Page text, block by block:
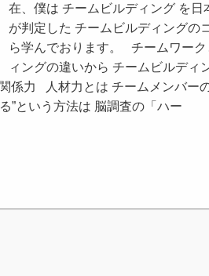
在、僕は チームビルディング を日
が判定した チームビルディングの
ら学んでおります。 チームワー
ィングの違いから チームビルディ
係力 人材力とは チームメンバー
”という方法は 脳調査の「ハー